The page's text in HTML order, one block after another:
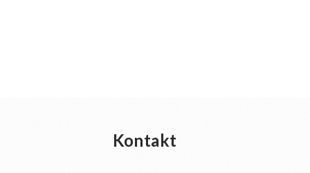
Kontakt